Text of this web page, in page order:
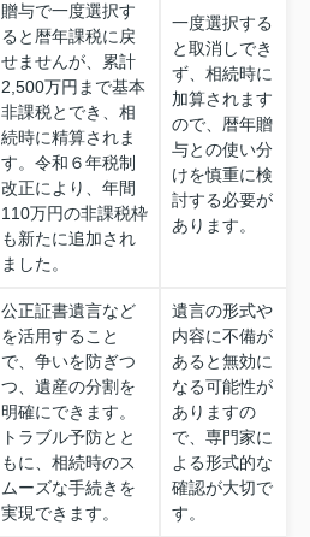
贈与で一度選択す
ると暦年課税に戻
せませんが、累計
2,500万円まで基本
非課税とでき、相
続時に精算されま
す。令和６年税制
改正により、年間
110万円の非課税枠
も新たに追加され
ました。
一度選択する
と取消しでき
ず、相続時に
加算されます
ので、暦年贈
与との使い分
けを慎重に検
討する必要が
あります。
公正証書遺言など
を活用すること
で、争いを防ぎつ
つ、遺産の分割を
明確にできます。
トラブル予防とと
もに、相続時のス
ムーズな手続きを
実現できます。
遺言の形式や
内容に不備が
あると無効に
なる可能性が
ありますの
で、専門家に
よる形式的な
確認が大切で
す。